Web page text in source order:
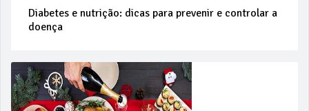
Diabetes e nutrição: dicas para prevenir e controlar a
doença